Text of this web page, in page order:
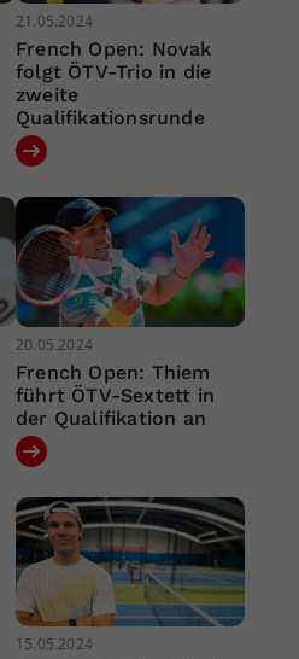
21.05.2024
French Open: Novak
folgt ÖTV-Trio in die
zweite
Qualifikationsrunde
20.05.2024
French Open: Thiem
führt ÖTV-Sextett in
der Qualifikation an
15.05.2024